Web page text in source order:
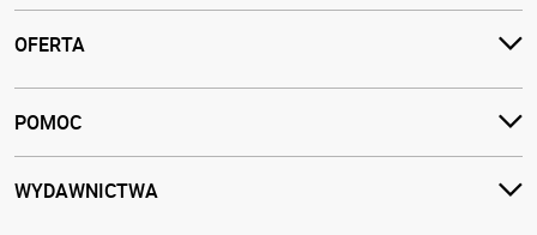
OFERTA
POMOC
WYDAWNICTWA